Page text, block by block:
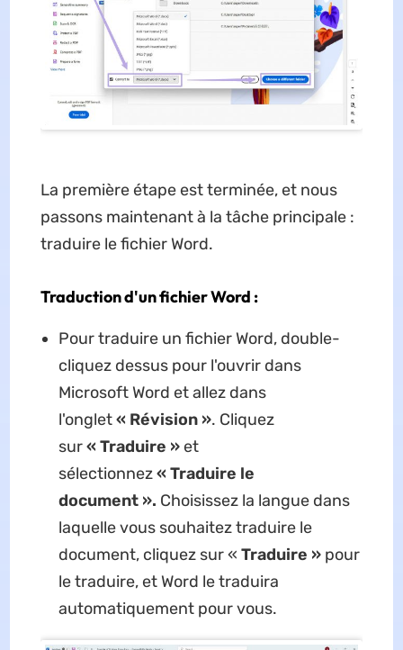
La première étape est terminée, et nous
passons maintenant à la tâche principale :
traduire le fichier Word.
Traduction d'un fichier Word :
Pour traduire un fichier Word, double-
cliquez dessus pour l'ouvrir dans
Microsoft Word et allez dans
l'onglet« Révision ». Cliquez
sur« Traduire »et
sélectionnez« Traduire le
document ». Choisissez la langue dans
laquelle vous souhaitez traduire le
document, cliquez sur « Traduire »pour
le traduire, et Word le traduira
automatiquement pour vous.